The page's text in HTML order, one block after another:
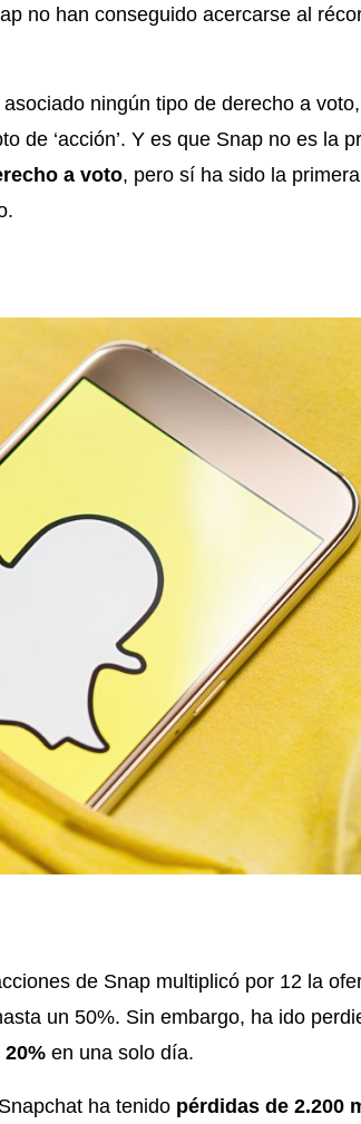
no han conseguido acercarse al
ningún tipo de derecho a voto,
de ‘acción’. Y es que Snap no es la
a voto, pero sí ha sido la
de Snap multiplicó por 12 la
un 50%. Sin embargo, ha ido
en una solo día.
ha tenido pérdidas de 2.200